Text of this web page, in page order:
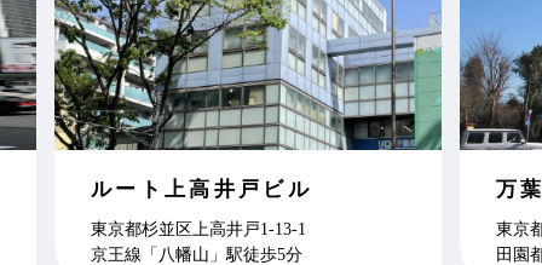
ルート上高井戸ビル
東京都杉並区上高井戸1-13-1
京王線「八幡山」駅徒歩5分
万
東京
田園